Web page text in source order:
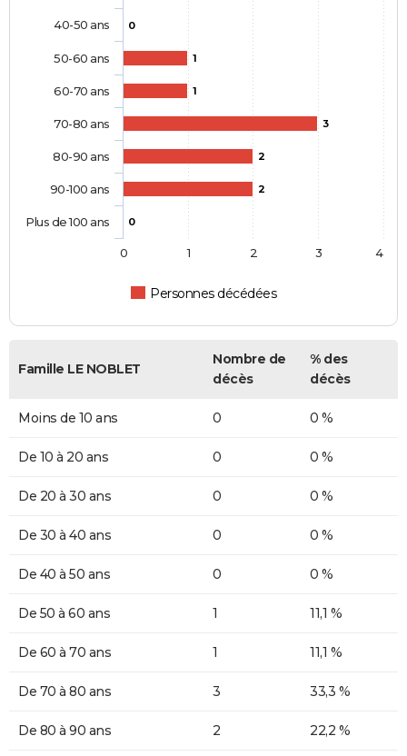
0
1
1
3
2
2
0
Personnes décédées
40-50 ans
50-60 ans
60-70 ans
70-80 ans
80-90 ans
90-100 ans
Plus de 100 ans
0 1 2 3 4
Famille LE NOBLET
Nombre de
décès
% des
décès
Moins de 10 ans 0 0 %
De 10 à 20 ans 0 0 %
De 20 à 30 ans 0 0 %
De 30 à 40 ans 0 0 %
De 40 à 50 ans 0 0 %
De 50 à 60 ans 1 11,1 %
De 60 à 70 ans 1 11,1 %
De 70 à 80 ans 3 33,3 %
De 80 à 90 ans 2 22,2 %